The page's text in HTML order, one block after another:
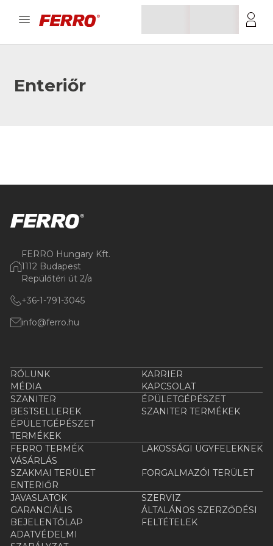
Enteriőr
FERRO Hungary Kft.
1112 Budapest
Repülőtéri út 2/a
+36-1-791-3045
info@ferro.hu
RÓLUNK
KARRIER
MÉDIA
KAPCSOLAT
SZANITER
ÉPÜLETGÉPÉSZET
BESTSELLEREK
SZANITER TERMÉKEK
ÉPÜLETGÉPÉSZET
TERMÉKEK
FERRO TERMÉK
VÁSÁRLÁS
LAKOSSÁGI ÜGYFELEKNEK
SZAKMAI TERÜLET
FORGALMAZÓI TERÜLET
ENTERIŐR
JAVASLATOK
SZERVIZ
GARANCIÁLIS
BEJELENTŐLAP
ÁLTALÁNOS SZERZŐDÉSI
FELTÉTELEK
ADATVÉDELMI